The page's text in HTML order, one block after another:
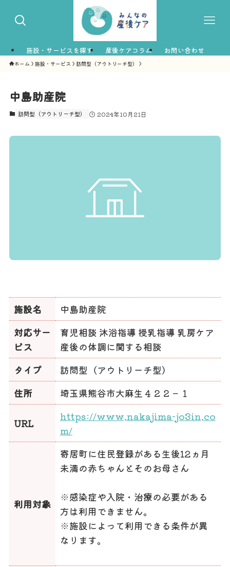
施設・サービスを探す 産後ケアコラム お問い合わせ
ホーム 施設・サービス 訪問型（アウトリーチ型）
中島助産院
訪問型（アウトリーチ型） 2024年10月21日
施設名
中島助産院
対応サー
ビス
育児相談 沐浴指導 授乳指導 乳房ケア
産後の体調に関する相談
タイプ
訪問型（アウトリーチ型）
住所
埼玉県熊谷市大麻生４２２－１
URL
https://www.nakajima-jo3in.co
m/
利用対象
寄居町に住民登録がある生後12ヵ月
未満の赤ちゃんとそのお母さん
※感染症や入院・治療の必要がある
方は利用できません。
※施設によって利用できる条件が異
なります。